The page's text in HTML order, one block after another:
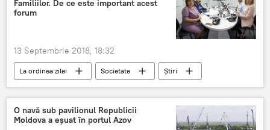
Familii tinere
programul prima casa
Familiilor. De ce este important acest
forum
13 Septembrie 2018, 18:32
La ordinea zilei Societate
Știri
Republica Moldova
Podcasturi
Emisiuni
Moldova
Zinaida Gribincea
Corneliu Popovici
familia traditionala
O navă sub pavilionul Republicii
Moldova a eșuat în portul Azov